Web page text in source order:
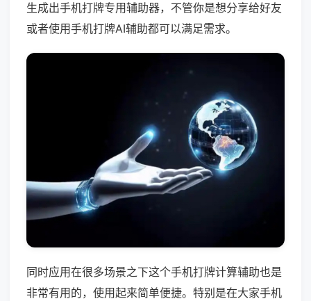
生成出手机打牌专用辅助器，不管你是想分享给好友
或者使用手机打牌AI辅助都可以满足需求。
同时应用在很多场景之下这个手机打牌计算辅助也是
非常有用的，使用起来简单便捷。特别是在大家手机